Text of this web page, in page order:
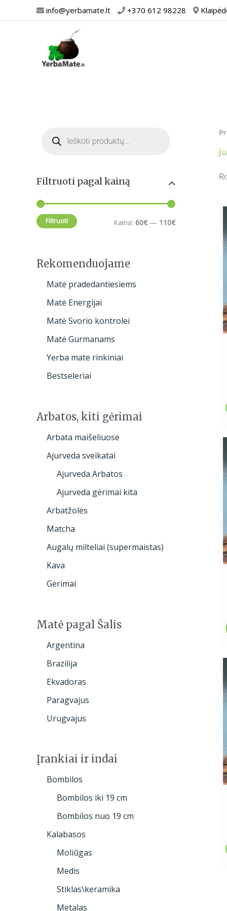
prie
info@yerbamate.lt +370 612 98228
t
s
e
a
r
h
Filtruoti pagal kainą
Filtruoti Kaina: 60€— 110€
Rekomenduojame
Matė pradedantiesiems
Matė Energijai
Matė Svorio kontrolei
Matė Gurmanams
Yerba mate rinkiniai
Bestseleriai
Arbatos, kiti gėrimai
Arbata maišeliuose
Ajurveda sveikatai
Ajurveda Arbatos
Ajurveda gėrimai kita
Arbatžolės
Matcha
Augalų milteliai (supermaistas)
Kava
Gėrimai
Matė pagal Šalis
Argentina
Brazilija
Ekvadoras
Paragvajus
Urugvajus
Įrankiai ir indai
Bombilos
Bombilos iki 19 cm
Bombilos nuo 19 cm
Kalabasos
Moliūgas
Medis
Stiklas\keramika
Metalas